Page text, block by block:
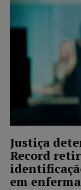
Justiça
Record
em